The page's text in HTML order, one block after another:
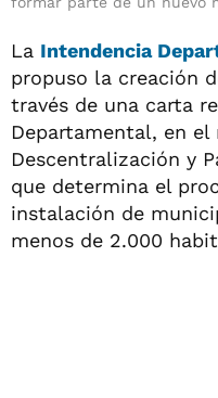
La Intendencia
propuso la creación
través de una carta
Departamental, en
Descentralización y
que determina el
instalación de
menos de 2.000